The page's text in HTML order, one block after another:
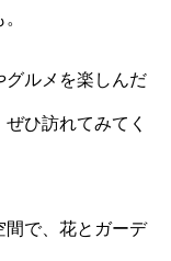
。
グルメを楽しんだ
ひ訪れてみてく
間で、花とガーデ